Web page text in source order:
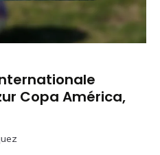
Copa América,